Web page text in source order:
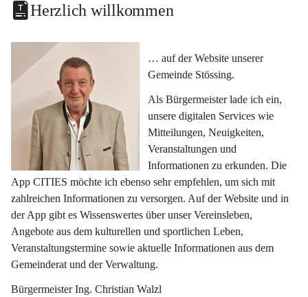
Herzlich willkommen
… auf der Website unserer
Gemeinde Stössing.
Als Bürgermeister lade ich ein,
unsere digitalen Services wie
Mitteilungen, Neuigkeiten,
Veranstaltungen und
Informationen zu erkunden. Die
App CITIES möchte ich ebenso sehr empfehlen, um sich mit
zahlreichen Informationen zu versorgen. Auf der Website und in
der App gibt es Wissenswertes über unser Vereinsleben,
Angebote aus dem kulturellen und sportlichen Leben,
Veranstaltungstermine sowie aktuelle Informationen aus dem
Gemeinderat und der Verwaltung.
Bürgermeister Ing. Christian Walzl